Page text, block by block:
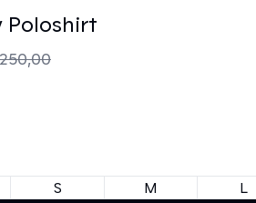
Poloshirt
S M L